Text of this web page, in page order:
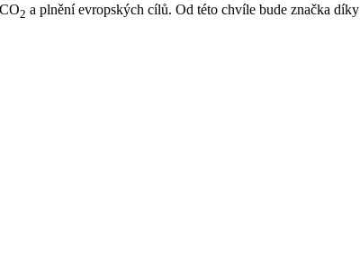
2 a plnění evropských cílů. Od této chvíle bude značka